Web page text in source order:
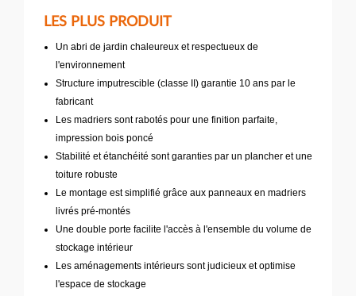
LES PLUS PRODUIT
Un abri de jardin chaleureux et respectueux de
l'environnement
Structure imputrescible (classe II) garantie 10 ans par le
fabricant
Les madriers sont rabotés pour une finition parfaite,
impression bois poncé
Stabilité et étanchéité sont garanties par un plancher et une
toiture robuste
Le montage est simplifié grâce aux panneaux en madriers
livrés pré-montés
Une double porte facilite l'accès à l'ensemble du volume de
stockage intérieur
Les aménagements intérieurs sont judicieux et optimise
l'espace de stockage